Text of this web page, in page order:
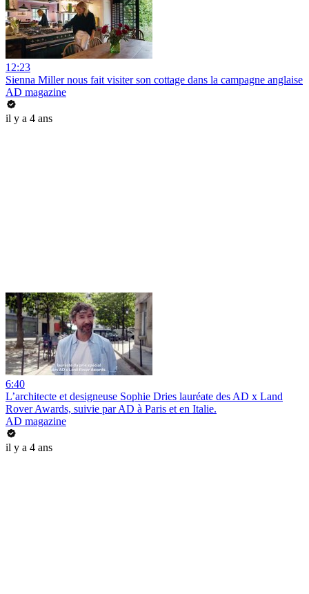
12:23
Sienna Miller nous fait visiter son cottage dans la campagne anglaise
AD magazine
il y a 4 ans
6:40
L’architecte et designeuse Sophie Dries lauréate des AD x Land
Rover Awards, suivie par AD à Paris et en Italie.
AD magazine
il y a 4 ans